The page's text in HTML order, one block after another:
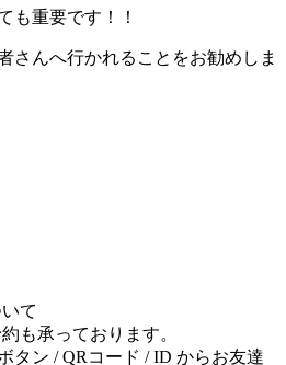
も重要です！！
さんへ行かれることをお勧めしま
て
も承っております。
タン / QRコード / ID からお友達